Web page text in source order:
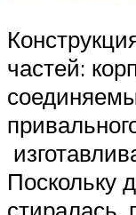
частей:
Поскольку